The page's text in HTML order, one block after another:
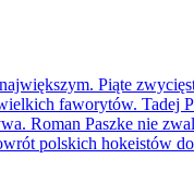
Piąte
faworytów. Tadej
Roman Paszke nie
polskich hokeistów